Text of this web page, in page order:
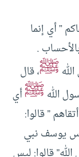
” أي إنما
.
ﷺ، قال
اللهﷺأي
” قالوا:
يوسف نبي